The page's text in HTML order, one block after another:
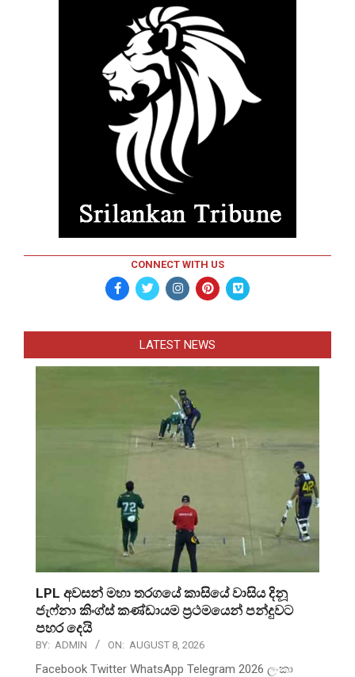
CONNECT WITH US
LATEST NEWS
LPL අවසන් මහා තරගයේ කාසියේ වාසිය දිනූ
ජැෆ්නා කිංග්ස් කණ්ඩායම ප්‍රථමයෙන් පන්දුවට
පහර දෙයි
BY: ADMIN ON: AUGUST 8, 2026
Facebook Twitter WhatsApp Telegram 2026 ලංකා